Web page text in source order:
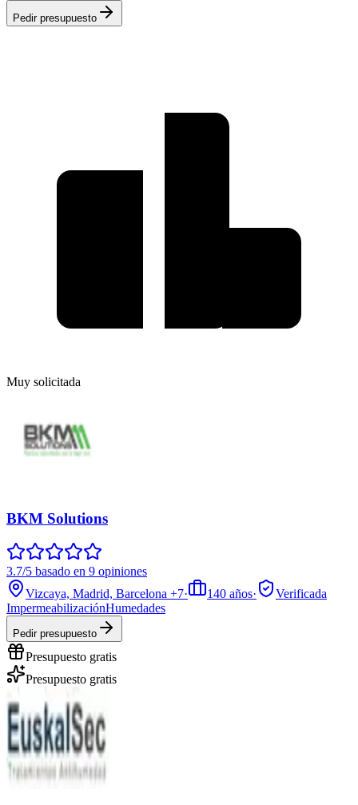
Pedir presupuesto
Muy solicitada
BKM Solutions
3.7/5 basado en 9 opiniones
Vizcaya, Madrid, Barcelona +7· 140 años·
Verificada
ImpermeabilizaciónHumedades
Pedir presupuesto
Presupuesto gratis
Presupuesto gratis